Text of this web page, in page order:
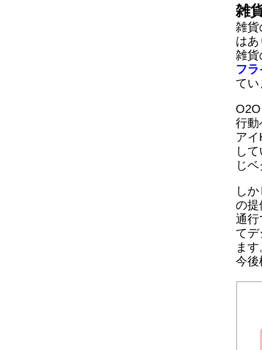
雑
雑貨
は
雑貨
フ
てい
行動
ア
し
じ
し
の提
通行
て
ま
今後